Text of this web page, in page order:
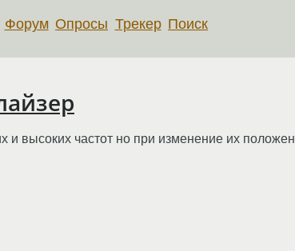
Форум Опросы Трекер Поиск
и высоких частот но при изменение их